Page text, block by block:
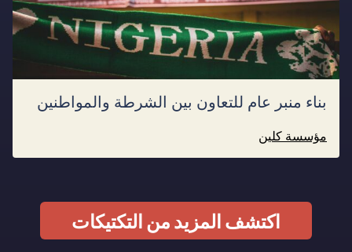
بناء منبر عام للتعاون بين الشرطة والمواطنين
مؤسسة كلين
اكتشف المزيد من التكتيكات